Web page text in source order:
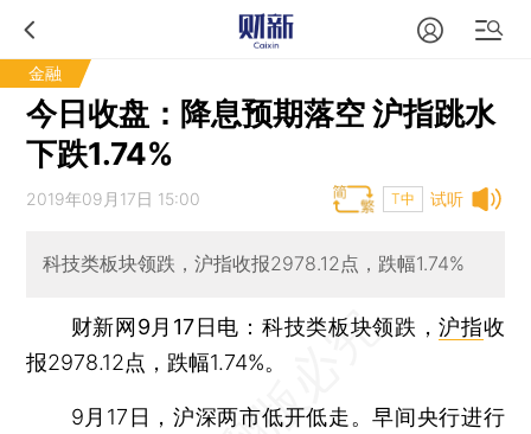
金融
今日收盘：降息预期落空 沪指跳水
下跌1.74%
试听
2019年09月17日 15:00 T中
科技类板块领跌，沪指收报2978.12点，跌幅1.74%
财新网9月17日电 ：科技类板块领跌，沪指收
报2978.12点，跌幅1.74%。
9月17日，沪深两市低开低走。早间央行进行